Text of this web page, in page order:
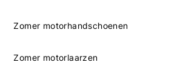
Zomer motorhandschoenen
Zomer motorlaarzen